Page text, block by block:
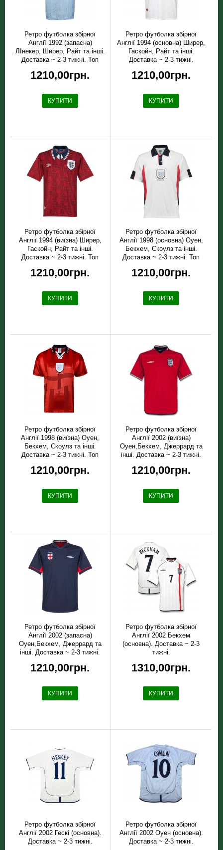
Ретро футболка збірної
Англії 1992 (запасна)
ЛІнекер, Ширер, Райт та інші.
Доставка ~ 2-3 тижні. Топ
1210,00грн.
КУПИТИ
Ретро футболка збірної
Англії 1994 (основна) Ширер,
Гаскойн, Райт та інші.
Доставка ~ 2-3 тижні.
1210,00грн.
КУПИТИ
Ретро футболка збірної
Англії 1994 (виїзна) Ширер,
Гаскойн, Райт та інші.
Доставка ~ 2-3 тижні. Топ
1210,00грн.
КУПИТИ
Ретро футболка збірної
Англії 1998 (основна) Оуен,
Бекхем, Скоулз та інші.
Доставка ~ 2-3 тижні. Топ
1210,00грн.
КУПИТИ
Ретро футболка збірної
Англії 1998 (виїзна) Оуен,
Бекхем, Скоулз та інші.
Доставка ~ 2-3 тижні. Топ
1210,00грн.
КУПИТИ
Ретро футболка збірної
Англії 2002 (виїзна)
Оуен,Бекхем, Джеррард та
інші. Доставка ~ 2-3 тижні.
1210,00грн.
КУПИТИ
Ретро футболка збірної
Англії 2002 (запасна)
Оуен,Бекхем, Джеррард та
інші. Доставка ~ 2-3 тижні.
1210,00грн.
КУПИТИ
Ретро футболка збірної
Англії 2002 Бекхем
(основна). Доставка ~ 2-3
тижні.
1310,00грн.
КУПИТИ
Ретро футболка збірної
Англії 2002 Гескі (основна).
Доставка ~ 2-3 тижні.
Ретро футболка збірної
Англії 2002 Оуен (основна).
Доставка ~ 2-3 тижні.